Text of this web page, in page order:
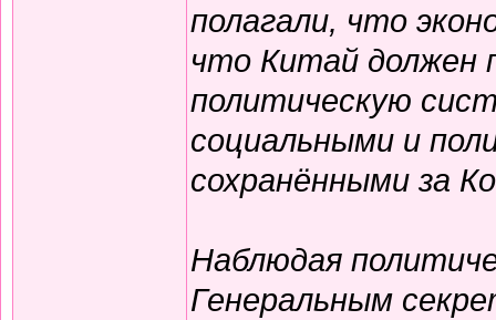
полагали, что
что Китай должен
политическую
социальными и
сохранёнными за
Наблюдая
Генеральным